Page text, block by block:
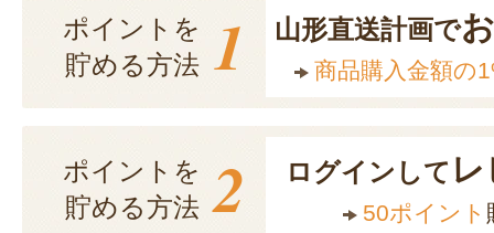
ポイントを
貯める方法 1 山形直送計画で
商品購入金額の
ポイントを
貯める方法 2 ログインして
50ポイント